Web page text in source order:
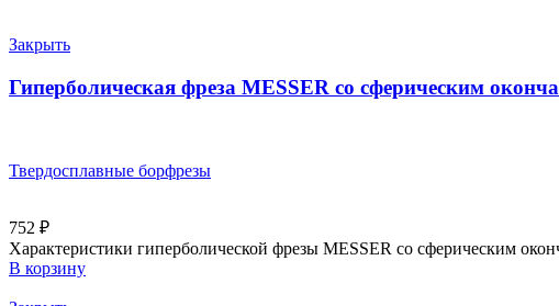
Закрыть
Гиперболическая фреза MESSER со сферическим
Твердосплавные борфрезы
752 ₽
Характеристики гиперболической фрезы MESSER со сферическим
В корзину